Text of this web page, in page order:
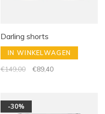
Darling shorts
IN WINKELWAGEN
€149,00 €89,40
-30%